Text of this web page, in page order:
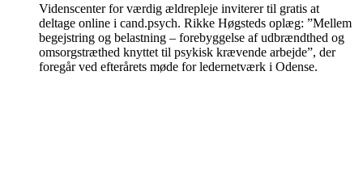
Videnscenter for værdig ældrepleje inviterer til gratis at
deltage online i cand.psych. Rikke Høgsteds oplæg: ”Mellem
begejstring og belastning – forebyggelse af udbrændthed og
omsorgstræthed knyttet til psykisk krævende arbejde”, der
foregår ved efterårets møde for ledernetværk i Odense.